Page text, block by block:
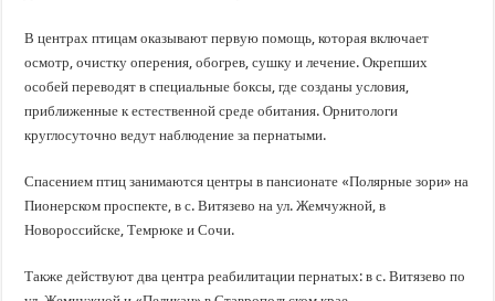
В центрах птицам оказывают первую помощь, которая включает
осмотр, очистку оперения, обогрев, сушку и лечение. Окрепших
особей переводят в специальные боксы, где созданы условия,
приближенные к естественной среде обитания. Орнитологи
круглосуточно ведут наблюдение за пернатыми.
Спасением птиц занимаются центры в пансионате «Полярные зори» на
Пионерском проспекте, в с. Витязево на ул. Жемчужной, в
Новороссийске, Темрюке и Сочи.
Также действуют два центра реабилитации пернатых: в с. Витязево по